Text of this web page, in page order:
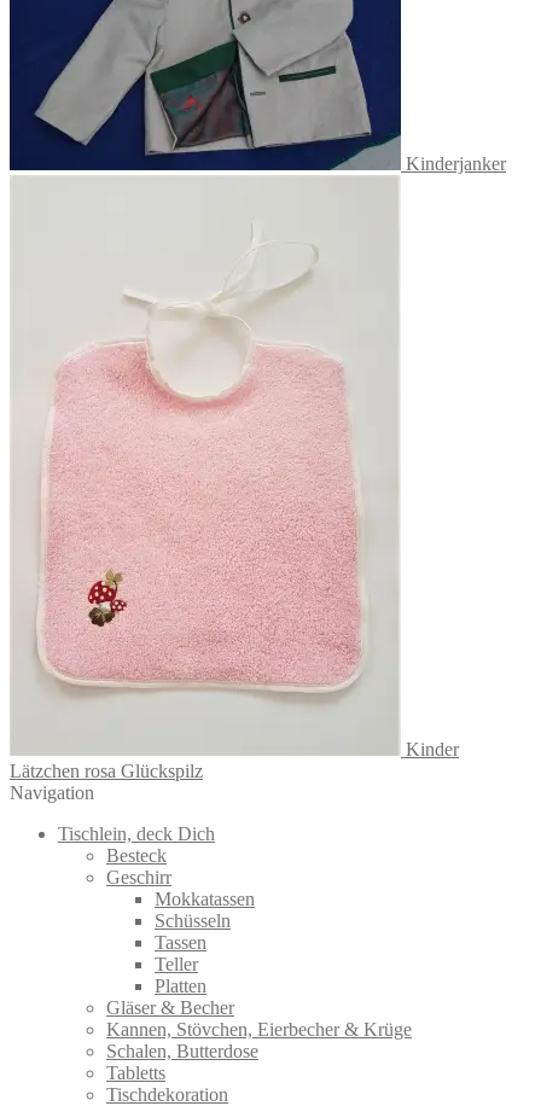
Kinderjanker
Kinder
Lätzchen rosa Glückspilz
Navigation
Tischlein, deck Dich
Besteck
Geschirr
Mokkatassen
Schüsseln
Tassen
Teller
Platten
Gläser & Becher
Kannen, Stövchen, Eierbecher & Krüge
Schalen, Butterdose
Tabletts
Tischdekoration